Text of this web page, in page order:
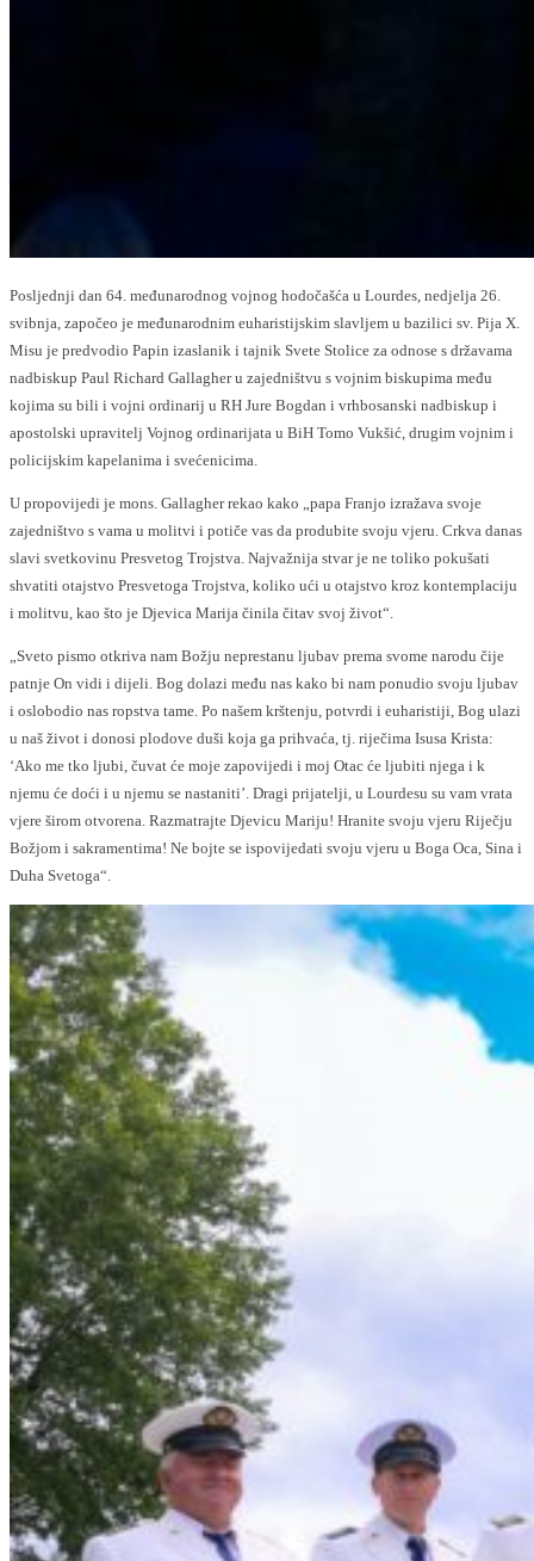
Posljednji dan 64. međunarodnog vojnog hodočašća u Lourdes, nedjelja 26.
svibnja, započeo je međunarodnim euharistijskim slavljem u bazilici sv. Pija X.
Misu je predvodio Papin izaslanik i tajnik Svete Stolice za odnose s državama
nadbiskup Paul Richard Gallagher u zajedništvu s vojnim biskupima među
kojima su bili i vojni ordinarij u RH Jure Bogdan i vrhbosanski nadbiskup i
apostolski upravitelj Vojnog ordinarijata u BiH Tomo Vukšić, drugim vojnim i
policijskim kapelanima i svećenicima.
U propovijedi je mons. Gallagher rekao kako „papa Franjo izražava svoje
zajedništvo s vama u molitvi i potiče vas da produbite svoju vjeru. Crkva danas
slavi svetkovinu Presvetog Trojstva. Najvažnija stvar je ne toliko pokušati
shvatiti otajstvo Presvetoga Trojstva, koliko ući u otajstvo kroz kontemplaciju
i molitvu, kao što je Djevica Marija činila čitav svoj život“.
„Sveto pismo otkriva nam Božju neprestanu ljubav prema svome narodu čije
patnje On vidi i dijeli. Bog dolazi među nas kako bi nam ponudio svoju ljubav
i oslobodio nas ropstva tame. Po našem krštenju, potvrdi i euharistiji, Bog ulazi
u naš život i donosi plodove duši koja ga prihvaća, tj. riječima Isusa Krista:
‘Ako me tko ljubi, čuvat će moje zapovijedi i moj Otac će ljubiti njega i k
njemu će doći i u njemu se nastaniti’. Dragi prijatelji, u Lourdesu su vam vrata
vjere širom otvorena. Razmatrajte Djevicu Mariju! Hranite svoju vjeru Riječju
Božjom i sakramentima! Ne bojte se ispovijedati svoju vjeru u Boga Oca, Sina i
Duha Svetoga“.